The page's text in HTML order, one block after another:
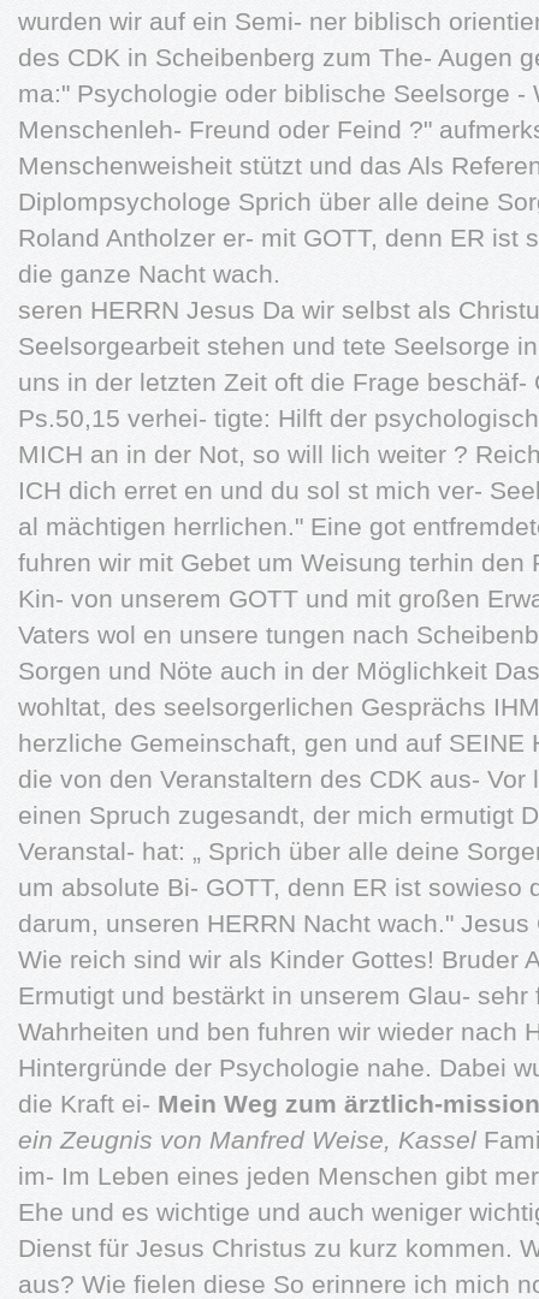
wurden wir auf ein Semi- ner biblisch
des CDK in Scheibenberg zum The- Augen
ma:" Psychologie oder biblische Seelsorge -
Menschenleh- Freund oder Feind ?"
Menschenweisheit stützt und das Als
Diplompsychologe Sprich über alle deine
Roland Antholzer er- mit GOTT, denn ER ist
die ganze Nacht wach.
seren HERRN Jesus Da wir selbst als
Seelsorgearbeit stehen und tete Seelsorge
uns in der letzten Zeit oft die Frage beschäf-
Ps.50,15 verhei- tigte: Hilft der
MICH an in der Not, so will lich weiter ?
ICH dich erret en und du sol st mich ver-
al mächtigen herrlichen." Eine got
fuhren wir mit Gebet um Weisung terhin den
Kin- von unserem GOTT und mit großen
Vaters wol en unsere tungen nach
Sorgen und Nöte auch in der Möglichkeit
wohltat, des seelsorgerlichen Gesprächs
herzliche Gemeinschaft, gen und auf SEINE
die von den Veranstaltern des CDK aus-
einen Spruch zugesandt, der mich ermutigt
Veranstal- hat: „ Sprich über alle deine
um absolute Bi- GOTT, denn ER ist sowieso
darum, unseren HERRN Nacht wach."
Wie reich sind wir als Kinder Gottes! Bruder
Ermutigt und bestärkt in unserem Glau- sehr
Wahrheiten und ben fuhren wir wieder nach
Hintergründe der Psychologie nahe. Dabei
die Kraft ei- Mein Weg zum ärztlich-
ein Zeugnis von Manfred Weise, Kassel
im- Im Leben eines jeden Menschen gibt
Ehe und es wichtige und auch weniger
Dienst für Jesus Christus zu kurz kommen.
aus? Wie fielen diese So erinnere ich mich